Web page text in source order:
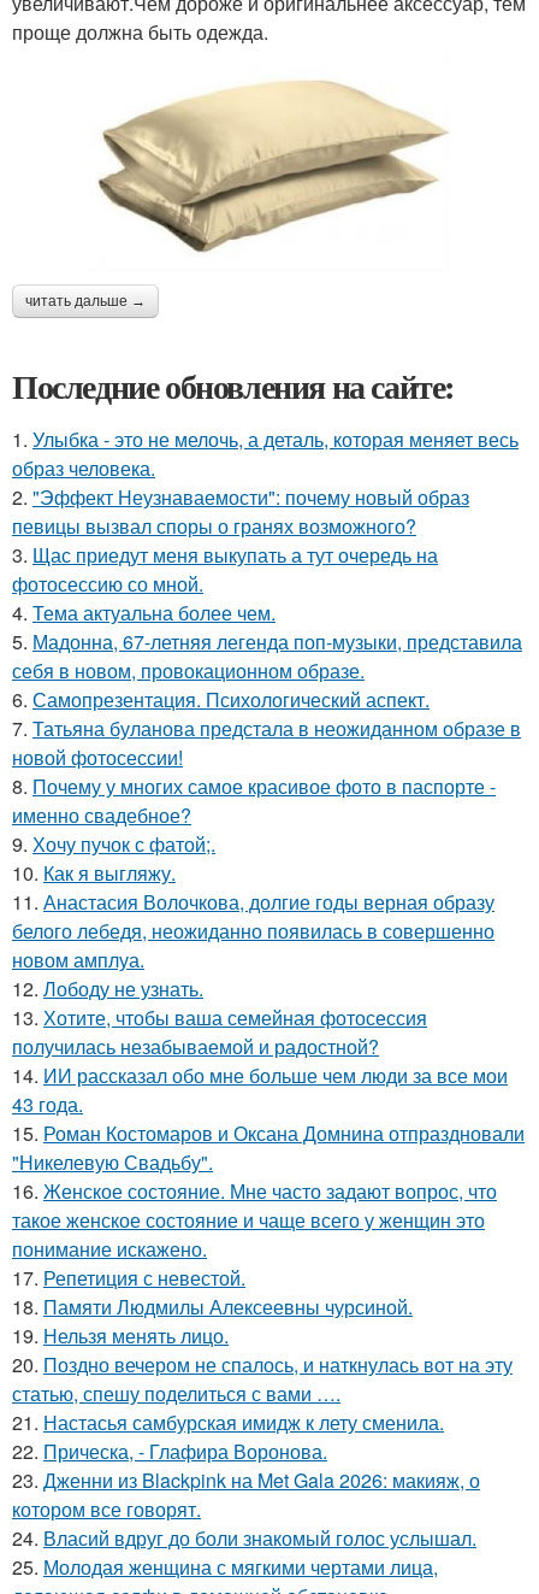
проще должна быть одежда.
читать дальше →
Последние обновления на сайте:
1. Улыбка - это не мелочь, а деталь, которая меняет весь
образ человека.
2. "Эффект Неузнаваемости": почему новый образ
певицы вызвал споры о гранях возможного?
3. Щас приедут меня выкупать а тут очередь на
фотосессию со мной.
4. Тема актуальна более чем.
5. Мадонна, 67-летняя легенда поп-музыки, представила
себя в новом, провокационном образе.
6. Самопрезентация. Психологический аспект.
7. Татьяна буланова предстала в неожиданном образе в
новой фотосессии!
8. Почему у многих самое красивое фото в паспорте -
именно свадебное?
9. Хочу пучок с фатой;.
10. Как я выгляжу.
11. Анастасия Волочкова, долгие годы верная образу
белого лебедя, неожиданно появилась в совершенно
новом амплуа.
12. Лободу не узнать.
13. Хотите, чтобы ваша семейная фотосессия
получилась незабываемой и радостной?
14. ИИ рассказал обо мне больше чем люди за все мои
43 года.
15. Роман Костомаров и Оксана Домнина отпраздновали
"Никелевую Свадьбу".
16. Женское состояние. Мне часто задают вопрос, что
такое женское состояние и чаще всего у женщин это
понимание искажено.
17. Репетиция с невестой.
18. Памяти Людмилы Алексеевны чурсиной.
19. Нельзя менять лицо.
20. Поздно вечером не спалось, и наткнулась вот на эту
статью, спешу поделиться с вами ….
21. Настасья самбурская имидж к лету сменила.
22. Прическа, - Глафира Воронова.
23. Дженни из Blackpink на Met Gala 2026: макияж, о
котором все говорят.
24. Власий вдруг до боли знакомый голос услышал.
25. Молодая женщина с мягкими чертами лица,